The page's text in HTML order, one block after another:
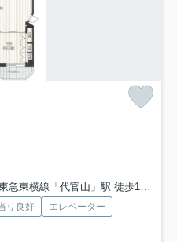
急東横線「代官山」駅 徒歩14分
り良好
エレベーター